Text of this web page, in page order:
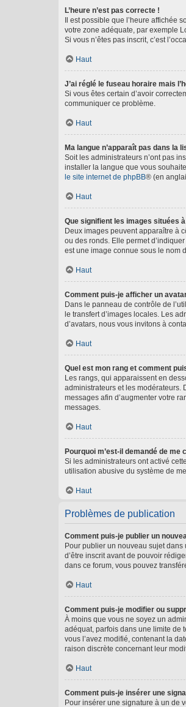
L’heure n’est pas correcte !
Il est possible que l’heure affichée
votre zone adéquate, par exemple
Si vous n’êtes pas inscrit, c’est
Haut
J’ai réglé le fuseau horaire mais
Si vous êtes certain d’avoir
communiquer ce problème.
Haut
Ma langue n’apparaît pas dans la
Soit les administrateurs n’ont pas
installer la langue que vous
le site internet de phpBB® (en
Haut
Que signifient les images situées
Deux images peuvent apparaître à
ou des ronds. Elle permet
est une image connue sous le nom
Haut
Comment puis-je afficher un
Dans le panneau de contrôle de
le transfert d’images locales. Les
d’avatars, nous vous invitons à
Haut
Quel est mon rang et comment
Les rangs, qui apparaissent en
administrateurs et les modérateurs.
messages afin d’augmenter votre
messages.
Haut
Pourquoi m’est-il demandé de
Si les administrateurs ont activé
utilisation abusive du système de
Haut
Problèmes de publication
Comment puis-je publier un
Pour publier un nouveau sujet
d’être inscrit avant de pouvoir
dans ce forum, vous pouvez
Haut
Comment puis-je modifier ou
À moins que vous ne soyez un
adéquat, parfois dans une limite de
vous l’avez modifié, contenant la
raison discrète concernant leur
Haut
Comment puis-je insérer une
Pour insérer une signature à un de